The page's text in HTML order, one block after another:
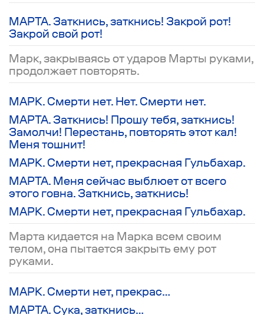
МАРТА. Заткнись, заткнись! Закрой рот!
Закрой свой рот!
Марк, закрываясь от ударов Марты руками,
продолжает повторять.
МАРК. Смерти нет. Нет. Смерти нет.
МАРТА. Заткнись! Прошу тебя, заткнись!
Замолчи! Перестань, повторять этот кал!
Меня тошнит!
МАРК. Смерти нет, прекрасная Гульбахар.
МАРТА. Меня сейчас выблюет от всего
этого говна. Заткнись, заткнись!
МАРК. Смерти нет, прекрасная Гульбахар.
Марта кидается на Марка всем своим
телом, она пытается закрыть ему рот
руками.
МАРК. Смерти нет, прекрас…
МАРТА. Сука, заткнись…